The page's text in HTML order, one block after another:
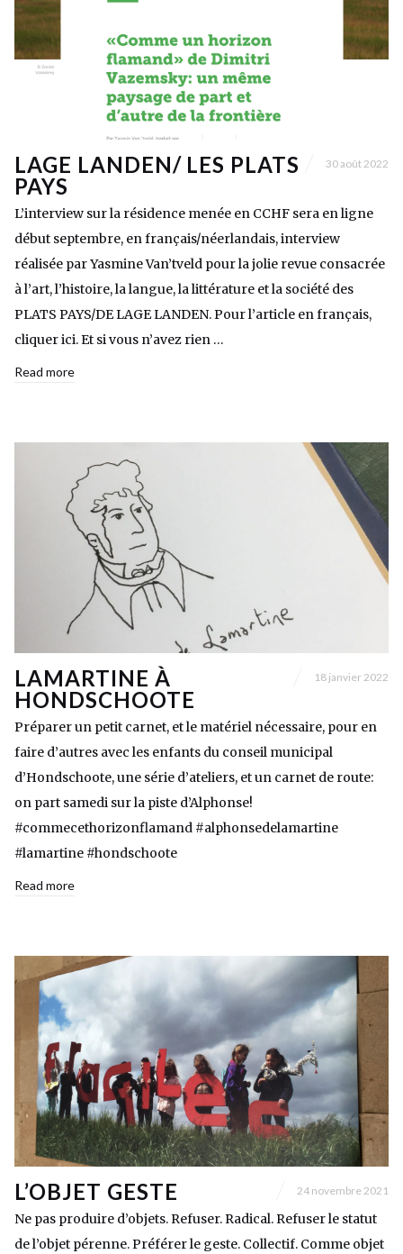
LAGE LANDEN/ LES PLATS
PAYS
30 août 2022
L’interview sur la résidence menée en CCHF sera en ligne
début septembre, en français/néerlandais, interview
réalisée par Yasmine Van’tveld pour la jolie revue consacrée
à l’art, l’histoire, la langue, la littérature et la société des
PLATS PAYS/DE LAGE LANDEN. Pour l’article en français,
cliquer ici. Et si vous n’avez rien …
Read more
LAMARTINE À
HONDSCHOOTE
18 janvier 2022
Préparer un petit carnet, et le matériel nécessaire, pour en
faire d’autres avec les enfants du conseil municipal
d’Hondschoote, une série d’ateliers, et un carnet de route:
on part samedi sur la piste d’Alphonse!
#commecethorizonflamand #alphonsedelamartine
#lamartine #hondschoote
Read more
L’OBJET GESTE 24 novembre 2021
Ne pas produire d’objets. Refuser. Radical. Refuser le statut
de l’objet pérenne. Préférer le geste. Collectif. Comme objet